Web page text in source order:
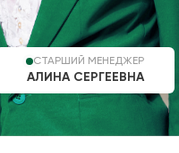
СТАРШИЙ МЕНЕДЖЕР
АЛИНА СЕРГЕЕВНА